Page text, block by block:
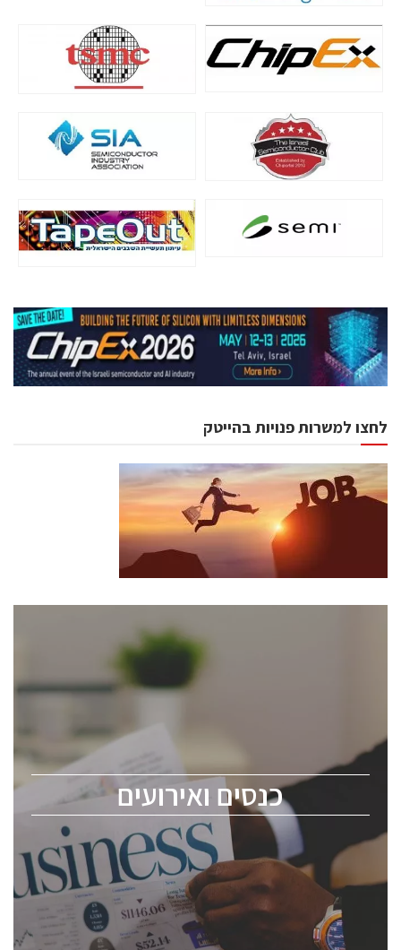
לחצו למשרות פנויות בהייטק
כנסים ואירועים
כנסים ואירועים
לכל העוסקים בתעשיית הסמיקונדקטור כולל מהנדסים,
ChipEx2026 will be held on May 12-13, 2026. The
conference is intended for everyone involved in the
semiconductor industry, including engineers,
professional experts, and senior executives.
לחץ לפרטים